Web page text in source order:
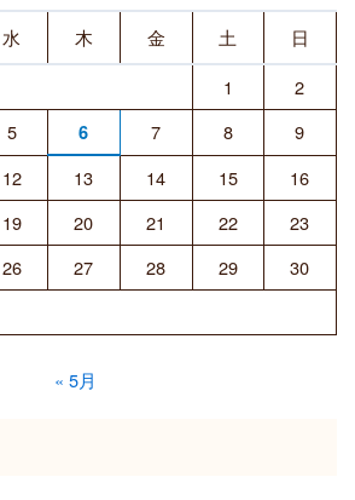
水 木 金 土
日
1
2
5 6 7 8
9
12 13 14 15
16
19 20 21 22
23
26 27 28 29
30
« 5月